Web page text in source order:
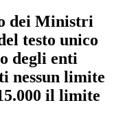
dei Ministri
testo unico
degli enti
nessun limite
il limite